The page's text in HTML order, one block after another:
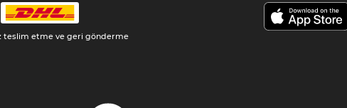
teslim etme ve geri gönderme